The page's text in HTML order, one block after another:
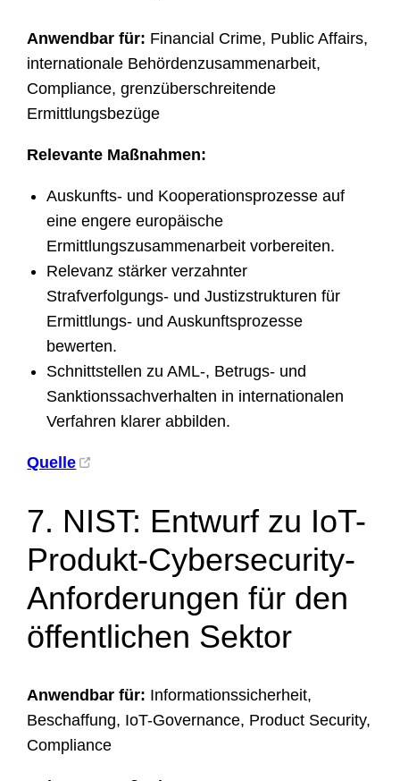
Anwendbar für: Financial Crime, Public Affairs,
internationale Behördenzusammenarbeit,
Compliance, grenzüberschreitende
Ermittlungsbezüge
Relevante Maßnahmen:
Auskunfts- und Kooperationsprozesse auf
eine engere europäische
Ermittlungszusammenarbeit vorbereiten.
Relevanz stärker verzahnter
Strafverfolgungs- und Justizstrukturen für
Ermittlungs- und Auskunftsprozesse
bewerten.
Schnittstellen zu AML-, Betrugs- und
Sanktionssachverhalten in internationalen
Verfahren klarer abbilden.
Quelle
7. NIST: Entwurf zu IoT-
Produkt-Cybersecurity-
Anforderungen für den
öffentlichen Sektor
Anwendbar für: Informationssicherheit,
Beschaffung, IoT-Governance, Product Security,
Compliance